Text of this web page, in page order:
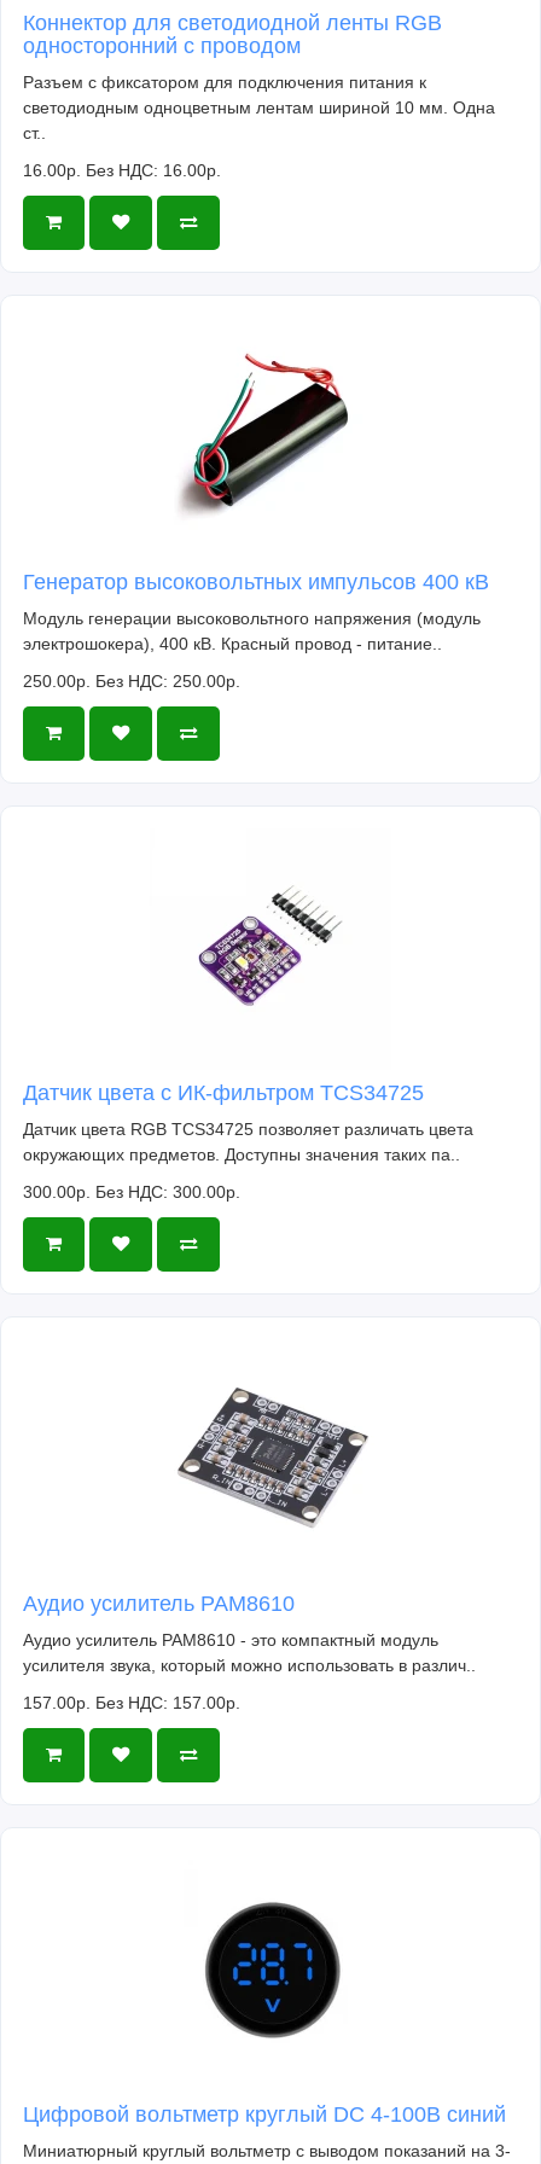
Коннектор для светодиодной ленты RGB
односторонний с проводом
Разъем с фиксатором для подключения питания к
светодиодным одноцветным лентам шириной 10 мм. Одна
ст..
16.00р. Без НДС: 16.00р.
Генератор высоковольтных импульсов 400 кВ
Модуль генерации высоковольтного напряжения (модуль
электрошокера), 400 кВ. Красный провод - питание..
250.00р. Без НДС: 250.00р.
Датчик цвета с ИК-фильтром TCS34725
Датчик цвета RGB TCS34725 позволяет различать цвета
окружающих предметов. Доступны значения таких па..
300.00р. Без НДС: 300.00р.
Аудио усилитель PAM8610
Аудио усилитель PAM8610 - это компактный модуль
усилителя звука, который можно использовать в различ..
157.00р. Без НДС: 157.00р.
Цифровой вольтметр круглый DC 4-100В синий
Миниатюрный круглый вольтметр с выводом показаний на 3-